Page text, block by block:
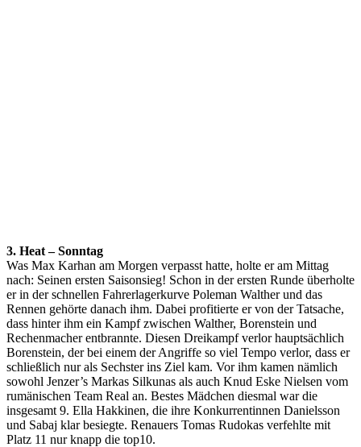
3. Heat – Sonntag
Was Max Karhan am Morgen verpasst hatte, holte er am Mittag
nach: Seinen ersten Saisonsieg! Schon in der ersten Runde überholte
er in der schnellen Fahrerlagerkurve Poleman Walther und das
Rennen gehörte danach ihm. Dabei profitierte er von der Tatsache,
dass hinter ihm ein Kampf zwischen Walther, Borenstein und
Rechenmacher entbrannte. Diesen Dreikampf verlor hauptsächlich
Borenstein, der bei einem der Angriffe so viel Tempo verlor, dass er
schließlich nur als Sechster ins Ziel kam. Vor ihm kamen nämlich
sowohl Jenzer’s Markas Silkunas als auch Knud Eske Nielsen vom
rumänischen Team Real an. Bestes Mädchen diesmal war die
insgesamt 9. Ella Hakkinen, die ihre Konkurrentinnen Danielsson
und Sabaj klar besiegte. Renauers Tomas Rudokas verfehlte mit
Platz 11 nur knapp die top10.